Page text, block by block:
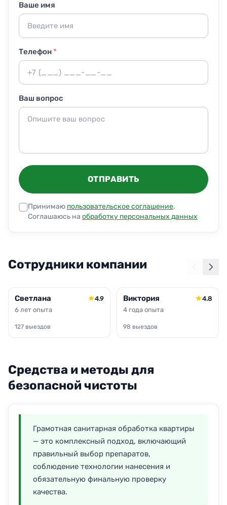
Ваше имя
Телефон*
Ваш вопрос
ОТПРАВИТЬ
Принимаю пользовательское соглашение.
Соглашаюсь на обработку персональных данных
Сотрудники компании
Светлана
4.9
6 лет опыта
127 выездов
Виктория
4.8
4 года опыта
98 выездов
Средства и методы для
безопасной чистоты
Грамотная санитарная обработка квартиры
— это комплексный подход, включающий
правильный выбор препаратов,
соблюдение технологии нанесения и
обязательную финальную проверку
качества.